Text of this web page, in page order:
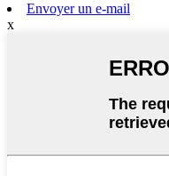
Envoyer un e-mail
x